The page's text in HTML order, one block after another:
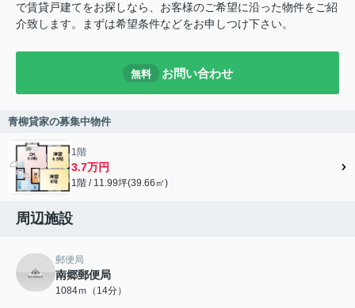
で賃貸戸建てをお探しなら、お客様のご希望に沿った物件をご紹
介致します。まずは希望条件などをお申しつけ下さい。
無料 お問い合わせ
青柳貸家の募集中物件
1階
3.7万円
1階 / 11.99坪(39.66㎡)
周辺施設
郵便局
南郷郵便局
1084ｍ（14分）